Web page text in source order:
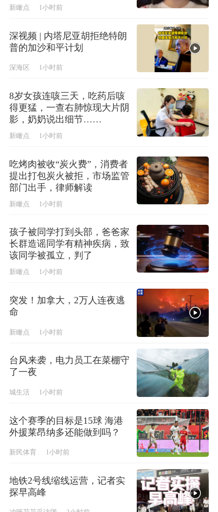
新瞰点 1小时前
深视频 | 内塔尼亚胡拒绝特朗
普的加沙和平计划
深海区 1小时前
8岁女孩连咳三天，吃药后咳
得更猛，一查右肺惊现大片阴
影，奶奶说出细节……
新瞰点 1小时前
吃烤肉被收“炭火费”，消费者
提出打包炭火被拒，市场监管
部门出手，律师解读
新瞰点 1小时前
孩子被同学打到头部，爸爸家
长群造谣同学有精神疾病，致
该同学被孤立，判了
新瞰点 1小时前
突发！加拿大，2万人连夜逃
命
新瞰点 1小时前
台风来袭，电力员工在菜棚守
了一夜
城生活 1小时前
这个赛季的目标是15球 海港
外援莱昂纳多还能做到吗？
新民体育 1小时前
地铁2号线缩线运营，记者实
探早高峰